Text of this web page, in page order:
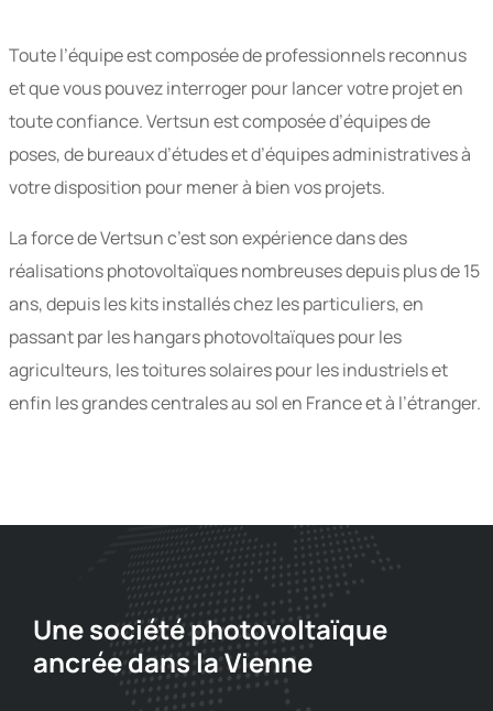
Toute l’équipe est composée de professionnels reconnus
et que vous pouvez interroger pour lancer votre projet en
toute confiance. Vertsun est composée d’équipes de
poses, de bureaux d’études et d’équipes administratives à
votre disposition pour mener à bien vos projets.
La force de Vertsun c’est son expérience dans des
réalisations photovoltaïques nombreuses depuis plus de 15
ans, depuis les kits installés chez les particuliers, en
passant par les hangars photovoltaïques pour les
agriculteurs, les toitures solaires pour les industriels et
enfin les grandes centrales au sol en France et à l’étranger.
Une société photovoltaïque
ancrée dans la Vienne